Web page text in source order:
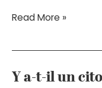
Signé
Read More »
Y a-t-il un